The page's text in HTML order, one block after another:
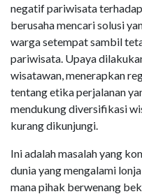
negatif pariwisata
berusaha mencari solusi
warga setempat sambil
pariwisata. Upaya
wisatawan, menerapkan
tentang etika perjalanan
mendukung diversifikasi
kurang dikunjungi.
Ini adalah masalah yang
dunia yang mengalami
mana pihak berwenang